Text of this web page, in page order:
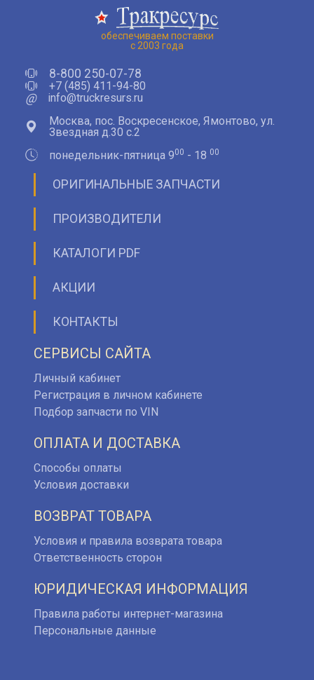
обеспечиваем поставки
с 2003 года
8-800 250-07-78
+7 (485) 411-94-80
@
info@truckresurs.ru
Москва, пос. Воскресенское, Ямонтово, ул.
Звездная д.30 с.2
понедельник-пятница 900 - 18 00
ОРИГИНАЛЬНЫЕ ЗАПЧАСТИ
ПРОИЗВОДИТЕЛИ
КАТАЛОГИ PDF
АКЦИИ
КОНТАКТЫ
СЕРВИСЫ САЙТА
Личный кабинет
Регистрация в личном кабинете
Подбор запчасти по VIN
ОПЛАТА И ДОСТАВКА
Способы оплаты
Условия доставки
ВОЗВРАТ ТОВАРА
Условия и правила возврата товара
Ответственность сторон
ЮРИДИЧЕСКАЯ ИНФОРМАЦИЯ
Правила работы интернет-магазина
Персональные данные